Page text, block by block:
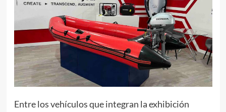
Entre los vehículos que integran la exhibición